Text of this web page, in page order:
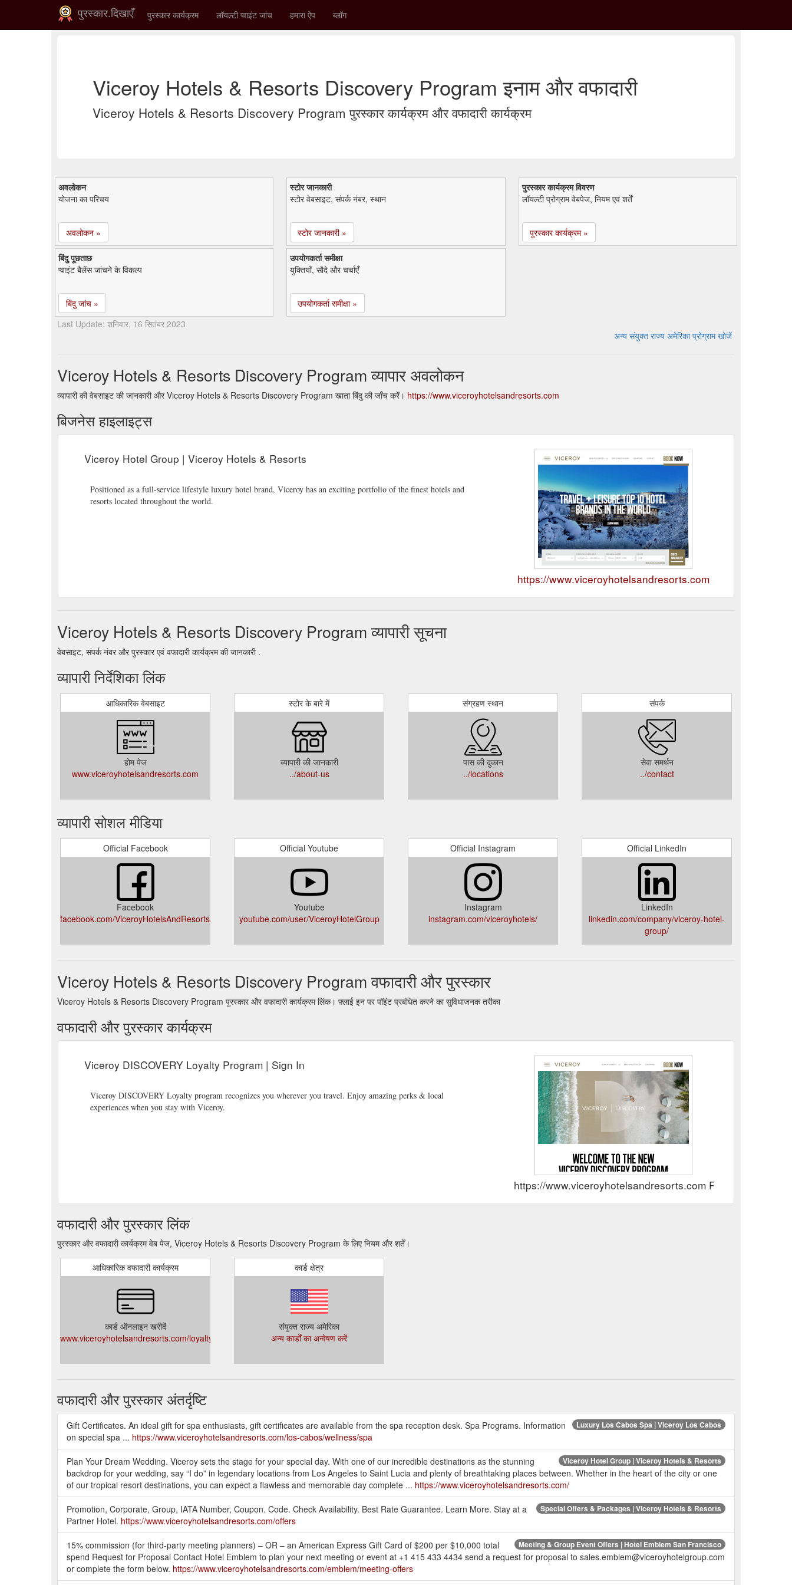
पुरस्कार.दिखाएँ पुरस्कार कार्यक्रम लॉयल्टी प्वाइंट जांच हमारा ऐप ब्लॉग
Viceroy Hotels & Resorts Discovery Program इनाम और वफादारी
Viceroy Hotels & Resorts Discovery Program पुरस्कार कार्यक्रम और वफादारी कार्यक्रम
अवलोकन
योजना का परिचय
अवलोकन »
स्टोर जानकारी
स्टोर वेबसाइट, संपर्क नंबर, स्थान
स्टोर जानकारी »
पुरस्कार कार्यक्रम विवरण
लॉयल्टी प्रोग्राम वेबपेज, नियम एवं शर्तें
पुरस्कार कार्यक्रम »
बिंदु पूछताछ
प्वाइंट बैलेंस जांचने के विकल्प
बिंदु जांच »
उपयोगकर्ता समीक्षा
युक्तियाँ, सौदे और चर्चाएँ
उपयोगकर्ता समीक्षा »
Last Update: शनिवार, 16 सितंबर 2023
अन्य संयुक्त राज्य अमेरिका प्रोग्राम खोजें
Viceroy Hotels & Resorts Discovery Program व्यापार अवलोकन
व्यापारी की वेबसाइट की जानकारी और Viceroy Hotels & Resorts Discovery Program खाता बिंदु की जाँच करें। https://www.viceroyhotelsandresorts.com
बिजनेस हाइलाइट्स
Viceroy Hotel Group | Viceroy Hotels & Resorts
Positioned as a full-service lifestyle luxury hotel brand, Viceroy has an exciting portfolio of the finest hotels and
resorts located throughout the world.
https://www.viceroyhotelsandresorts.com
Viceroy Hotels & Resorts Discovery Program व्यापारी सूचना
वेबसाइट, संपर्क नंबर और पुरस्कार एवं वफादारी कार्यक्रम की जानकारी .
व्यापारी निर्देशिका लिंक
आधिकारिक वेबसाइट
होम पेज
www.viceroyhotelsandresorts.com
स्टोर के बारे में
व्यापारी की जानकारी
../about-us
संग्रहण स्थान
पास की दुकान
../locations
संपर्क
सेवा समर्थन
../contact
व्यापारी सोशल मीडिया
Official Facebook
Facebook
facebook.com/ViceroyHotelsAndResorts/
Official Youtube
Youtube
youtube.com/user/ViceroyHotelGroup
Official Instagram
Instagram
instagram.com/viceroyhotels/
Official LinkedIn
LinkedIn
linkedin.com/company/viceroy-hotel-
group/
Viceroy Hotels & Resorts Discovery Program वफादारी और पुरस्कार
Viceroy Hotels & Resorts Discovery Program पुरस्कार और वफादारी कार्यक्रम लिंक। फ़्लाई इन पर पॉइंट प्रबंधित करने का सुविधाजनक तरीका
वफादारी और पुरस्कार कार्यक्रम
Viceroy DISCOVERY Loyalty Program | Sign In
Viceroy DISCOVERY Loyalty program recognizes you wherever you travel. Enjoy amazing perks & local
experiences when you stay with Viceroy.
https://www.viceroyhotelsandresorts.com Rewards Show
वफादारी और पुरस्कार लिंक
पुरस्कार और वफादारी कार्यक्रम वेब पेज, Viceroy Hotels & Resorts Discovery Program के लिए नियम और शर्तें।
आधिकारिक वफादारी कार्यक्रम
कार्ड ऑनलाइन खरीदें
www.viceroyhotelsandresorts.com/loyalty/dashboard
कार्ड क्षेत्र
संयुक्त राज्य अमेरिका
अन्य कार्डों का अन्वेषण करें
वफादारी और पुरस्कार अंतर्दृष्टि
Luxury Los Cabos Spa | Viceroy Los Cabos
Gift Certificates. An ideal gift for spa enthusiasts, gift certificates are available from the spa reception desk. Spa Programs. Information
on special spa ... https://www.viceroyhotelsandresorts.com/los-cabos/wellness/spa
Viceroy Hotel Group | Viceroy Hotels & Resorts
Plan Your Dream Wedding. Viceroy sets the stage for your special day. With one of our incredible destinations as the stunning
backdrop for your wedding, say “I do” in legendary locations from Los Angeles to Saint Lucia and plenty of breathtaking places between. Whether in the heart of the city or one
of our tropical resort destinations, you can expect a flawless and memorable day complete ... https://www.viceroyhotelsandresorts.com/
Special Offers & Packages | Viceroy Hotels & Resorts
Promotion, Corporate, Group, IATA Number, Coupon. Code. Check Availability. Best Rate Guarantee. Learn More. Stay at a
Partner Hotel. https://www.viceroyhotelsandresorts.com/offers
Meeting & Group Event Offers | Hotel Emblem San Francisco
15% commission (for third-party meeting planners) – OR – an American Express Gift Card of $200 per $10,000 total
spend Request for Proposal Contact Hotel Emblem to plan your next meeting or event at +1 415 433 4434 send a request for proposal to sales.emblem@viceroyhotelgroup.com
or complete the form below. https://www.viceroyhotelsandresorts.com/emblem/meeting-offers